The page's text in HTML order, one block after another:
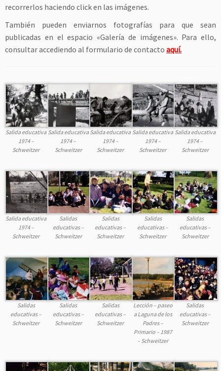
recorrerlos haciendo click en las imágenes.
También pueden enviarnos fotografías para que sean
publicadas en el espacio «Galería de imágenes». Para ello,
consultar accediendo al formulario de contacto aquí.
Salida educativa
1974 –
Schweitzer
Salida educativa
1974 –
Schweitzer
Salida educativa
1974 –
Schweitzer
Salida educativa
1974 –
Schweitzer
Salida educativa
1974 –
Schweitzer
Salida educativa
1974 –
Schweitzer
Salidas
educativas –
Schweitzer
Salidas
educativas –
Schweitzer
Salidas
educativas –
Schweitzer
Salidas
educativas –
Schweitzer
Salidas
educativas –
Schweitzer
Salidas
educativas –
Schweitzer
Salidas
educativas –
Schweitzer
Lección – paseo
a Laguna de los
Padres –
Primario – 1987
– Schweitzer
Salidas
educativas –
Schweitzer